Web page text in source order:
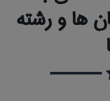
ها و رشته